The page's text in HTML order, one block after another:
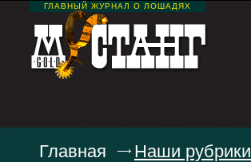
ГЛАВНЫЙ ЖУРНАЛ О ЛОШАДЯХ
Главная Наши рубрики